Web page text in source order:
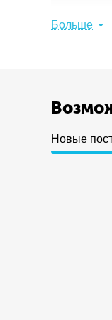
Больше
Новые